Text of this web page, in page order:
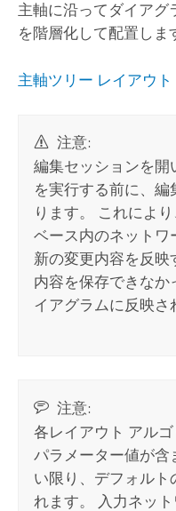
主軸に沿ってダイアグ
を階層化して配置しま
主軸ツリー レイアウ
注意:
編集セッションを開
を実行する前に、
ります。 これによ
ベース内のネットワ
新の変更内容を反
内容を保存できな
イアグラムに反映さ
注意:
各レイアウト アル
パラメーター値が含
い限り、デフォルト
れます。 入力ネッ